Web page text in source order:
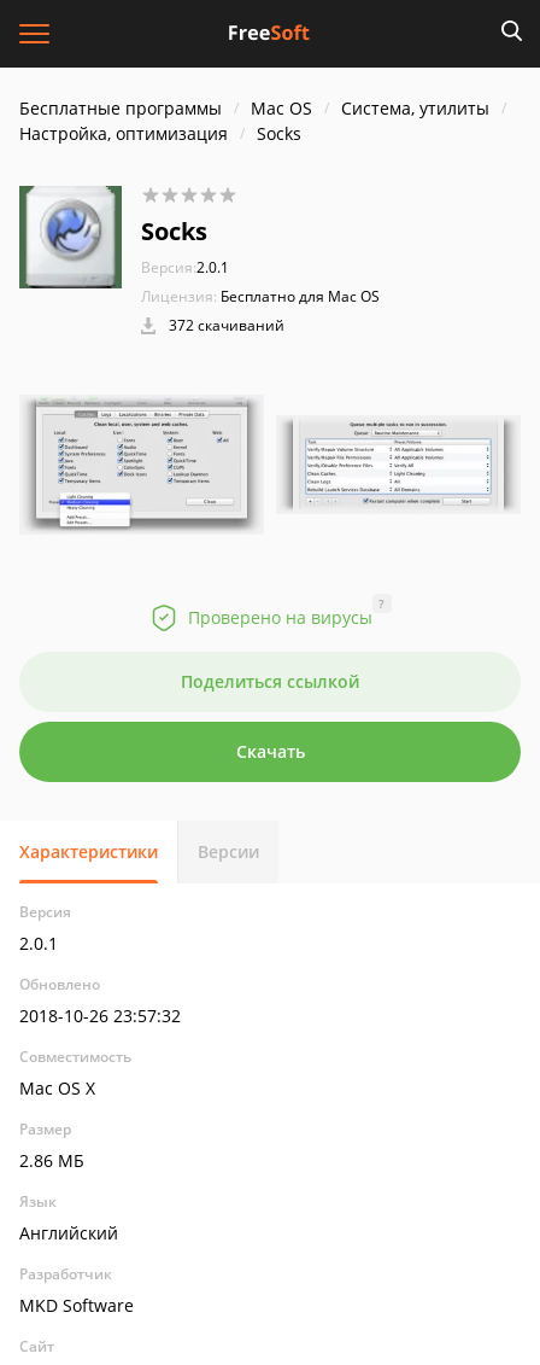
Бесплатные программы Mac OS
Система, утилиты
Настройка, оптимизация
Socks
Socks
Версия:2.0.1
Лицензия: Бесплатно для Mac OS
372 скачиваний
Проверено на вирусы
?
Поделиться ссылкой
Скачать
Характеристики Версии
Версия
2.0.1
Обновлено
2018-10-26 23:57:32
Совместимость
Mac OS X
Размер
2.86 МБ
Язык
Английский
Разработчик
MKD Software
Сайт